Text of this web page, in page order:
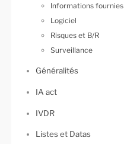
Informations fournies
Logiciel
Risques et B/R
Surveillance
Généralités
IA act
IVDR
Listes et Datas